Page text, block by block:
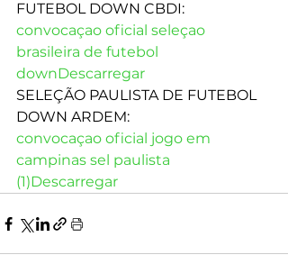
FUTEBOL DOWN CBDI:
convocaçao oficial seleçao
brasileira de futebol
downDescarregar
SELEÇÃO PAULISTA DE FUTEBOL
DOWN ARDEM:
convocaçao oficial jogo em
campinas sel paulista
(1)Descarregar